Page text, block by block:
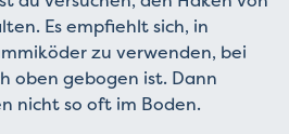
Es empfiehlt sich, in
zu verwenden, bei
oben gebogen ist. Dann
nicht so oft im Boden.